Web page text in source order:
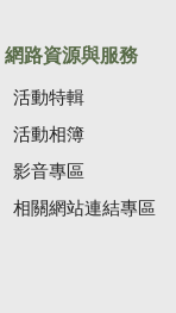
網路資源與服務
活動特輯
活動相簿
影音專區
相關網站連結專區